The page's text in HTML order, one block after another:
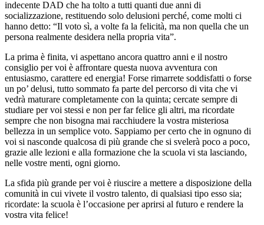
indecente DAD che ha tolto a tutti quanti due anni di
socializzazione, restituendo solo delusioni perché, come molti ci
hanno detto: “Il voto sì, a volte fa la felicità, ma non quella che un
persona realmente desidera nella propria vita”.
La prima è finita, vi aspettano ancora quattro anni e il nostro
consiglio per voi è affrontare questa nuova avventura con
entusiasmo, carattere ed energia! Forse rimarrete soddisfatti o forse
un po’ delusi, tutto sommato fa parte del percorso di vita che vi
vedrà maturare completamente con la quinta; cercate sempre di
studiare per voi stessi e non per far felice gli altri, ma ricordate
sempre che non bisogna mai racchiudere la vostra misteriosa
bellezza in un semplice voto. Sappiamo per certo che in ognuno di
voi si nasconde qualcosa di più grande che si svelerà poco a poco,
grazie alle lezioni e alla formazione che la scuola vi sta lasciando,
nelle vostre menti, ogni giorno.
La sfida più grande per voi è riuscire a mettere a disposizione della
comunità in cui vivete il vostro talento, di qualsiasi tipo esso sia;
ricordate: la scuola è l’occasione per aprirsi al futuro e rendere la
vostra vita felice!